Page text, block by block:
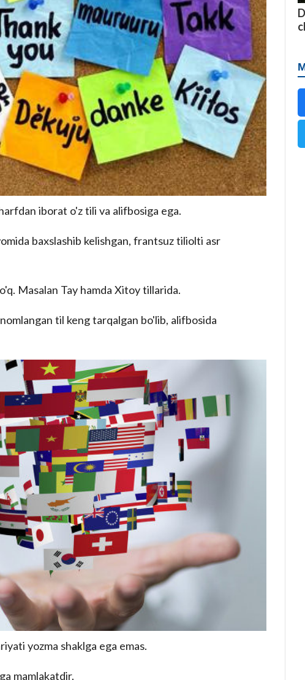
iborat o'z tili va alifbosiga ega.
baxslashib kelishgan, frantsuz tiliolti asr
Masalan Tay hamda Xitoy tillarida.
til keng tarqalgan bo'lib, alifbosida
yozma shaklga ega emas.
mamlakatdir.